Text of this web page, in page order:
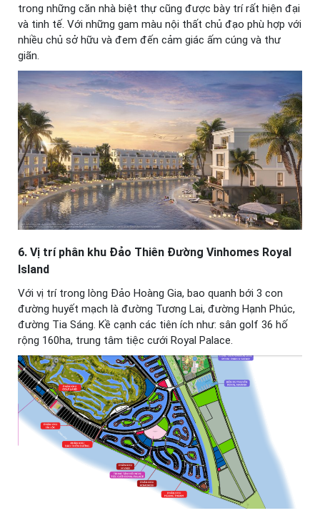
trong những căn nhà biệt thự cũng được bày trí rất hiện đại
và tinh tế. Với những gam màu nội thất chủ đạo phù hợp với
nhiều chủ sở hữu và đem đến cảm giác ấm cúng và thư
giãn.
6. Vị trí phân khu Đảo Thiên Đường Vinhomes Royal
Island
Với vị trí trong lòng Đảo Hoàng Gia, bao quanh bới 3 con
đường huyết mạch là đường Tương Lai, đường Hạnh Phúc,
đường Tia Sáng. Kề cạnh các tiên ích như: sân golf 36 hố
rộng 160ha, trung tâm tiệc cưới Royal Palace.